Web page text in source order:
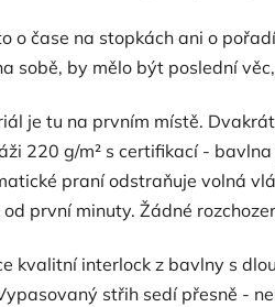
o čase na stopkách ani o
sobě, by mělo být poslední
je tu na prvním místě.
220 g/m² s certifikací -
praní odstraňuje volná
první minuty. Žádné
kvalitní interlock z bavlny s
střih sedí přesně -